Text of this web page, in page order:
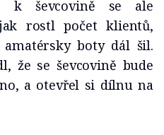
k ševcovině se ale
rostl počet klientů,
boty dál šil.
že se ševcovině bude
a otevřel si dílnu na